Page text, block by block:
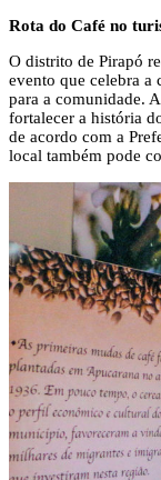
Rota do Café no
O distrito de Pirapó
evento que celebra a
para a comunidade.
fortalecer a história
de acordo com a
local também pode